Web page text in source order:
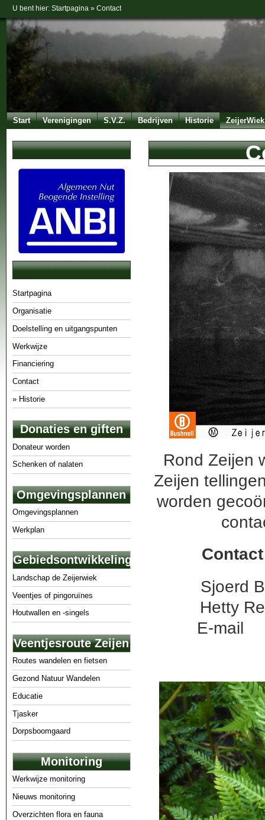
U bent hier: Startpagina » Contact
Start Verenigingen S.V.Z. Bedrijven Historie
Startpagina
Organisatie
Doelstelling en uitgangspunten
Werkwijze
Financiering
Contact
» Historie
Donaties en giften
Donateur worden
Schenken of nalaten
Omgevingsplannen
Omgevingsplannen
Werkplan
Gebiedsontwikkeling
Landschap de Zeijerwiek
Veentjes of pingoruïnes
Houtwallen en -singels
Veentjesroute Zeijen
Routes wandelen en fietsen
Gezond Natuur Wandelen
Educatie
Tjasker
Dorpsboomgaard
Monitoring
Werkwijze monitoring
Nieuws monitoring
Overzichten flora en fauna
Rond Zeijen
Zeijen
worden
Contact
Sjoerd
Hetty
E-mail